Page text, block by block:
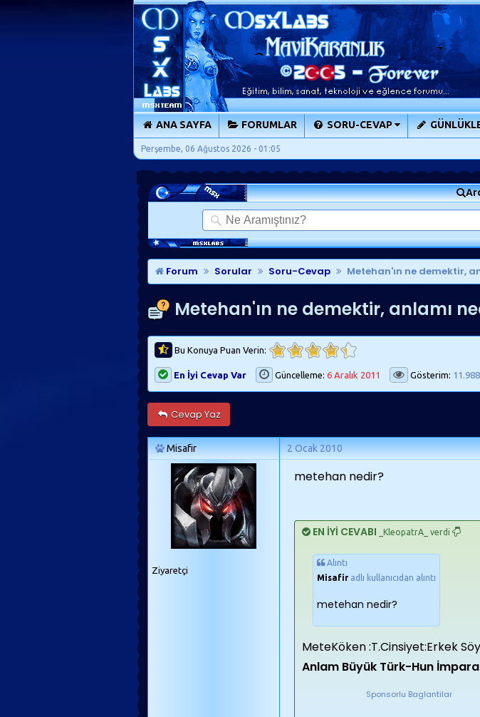
ANA SAYFA FORUMLAR SORU-CEVAP
Perşembe, 06 Ağustos 2026 - 01:05
Forum Sorular Soru-Cevap Metehan'ın ne demektir,
Metehan'ın ne demektir, anlamı
Bu Konuya Puan Verin:
En İyi Cevap Var Güncelleme: 6 Aralık 2011 Gösterim: 11.988
Cevap Yaz
Misafir 2 Ocak 2010
Ziyaretçi
metehan nedir?
EN İYİ CEVABI _KleopatrA_ verdi
Alıntı
Misafir adlı kullanıcıdan alıntı
metehan nedir?
MeteKöken :T.Cinsiyet:Erkek
Anlam Büyük Türk-Hun
Sponsorlu Baglantilar